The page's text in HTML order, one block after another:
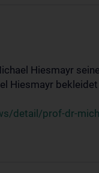
Hiesmayr
Hiesmayr
detail/prof-dr-